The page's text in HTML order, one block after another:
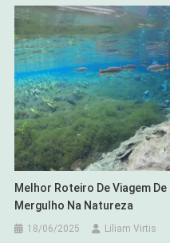
Melhor Roteiro De Viagem De
Mergulho Na Natureza
18/06/2025 Liliam Virtis